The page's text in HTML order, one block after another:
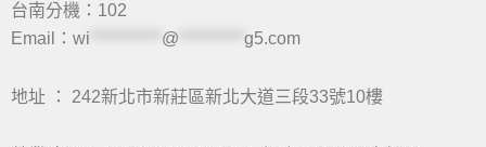
台南分機：102
Email： wi @ g5.com
地址 ： 242新北市新莊區新北大道三段33號10樓